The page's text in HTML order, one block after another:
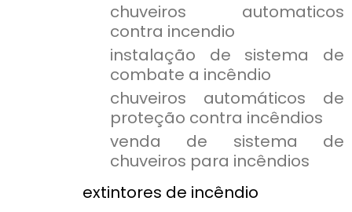
chuveiros automaticos
contra incendio
instalação de sistema de
combate a incêndio
chuveiros automáticos de
proteção contra incêndios
venda de sistema de
chuveiros para incêndios
extintores de incêndio